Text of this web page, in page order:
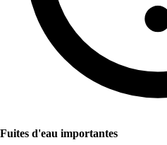
Fuites d'eau importantes